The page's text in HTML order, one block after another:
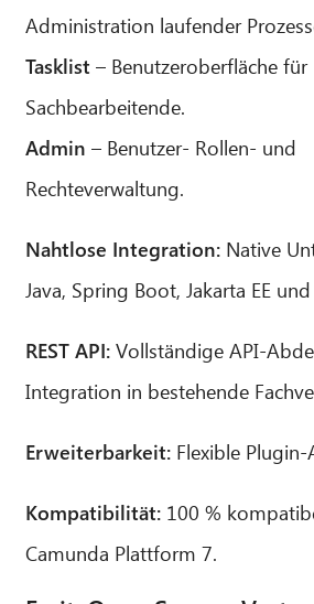
Administration laufender
Tasklist – Benutzeroberfläche für
Sachbearbeitende.
Admin – Benutzer- Rollen- und
Rechteverwaltung.
Nahtlose Integration: Native
Java, Spring Boot, Jakarta EE
REST API: Vollständige API-
Integration in bestehende
Erweiterbarkeit: Flexible
Kompatibilität: 100 %
Camunda Plattform 7.